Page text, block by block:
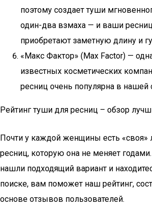
поэтому создает туши
один-два взмаха — и ваши
приобретают заметную длину и
«Макс Фактор» (Max Factor) —
известных косметических
ресниц очень популярна в нашей
Рейтинг туши для ресниц – обзор
Почти у каждой женщины есть «своя»
ресниц, которую она не меняет
нашли подходящий вариант и
поиске, вам поможет наш рейтинг,
основе отзывов пользователей.